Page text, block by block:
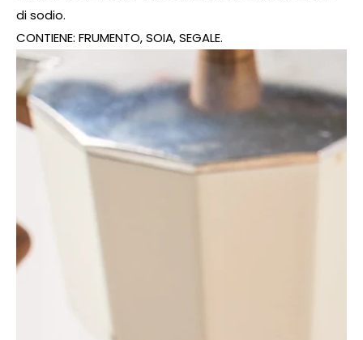
di sodio.
CONTIENE: FRUMENTO, SOIA, SEGALE.